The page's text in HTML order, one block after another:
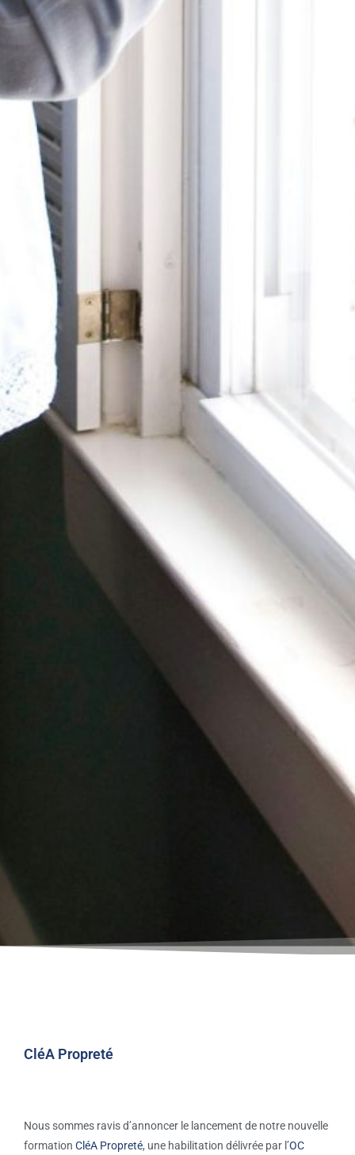
CléA Propreté
Nous sommes ravis d’annoncer le lancement de notre nouvelle
formation CléA Propreté, une habilitation délivrée par l’OC